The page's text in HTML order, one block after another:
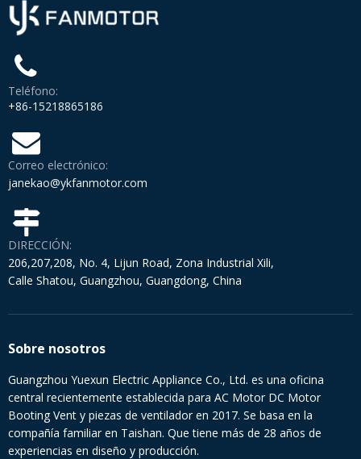
Teléfono:
+86-15218865186
Correo electrónico:
janekao@ykfanmotor.com
DIRECCIÓN:
206,207,208, No. 4, Lijun Road, Zona Industrial Xili,
Calle Shatou, Guangzhou, Guangdong, China
Sobre nosotros
Guangzhou Yuexun Electric Appliance Co., Ltd. es una oficina
central recientemente establecida para AC Motor DC Motor
Booting Vent y piezas de ventilador en 2017. Se basa en la
compañía familiar en Taishan. Que tiene más de 28 años de
experiencias en diseño y producción.